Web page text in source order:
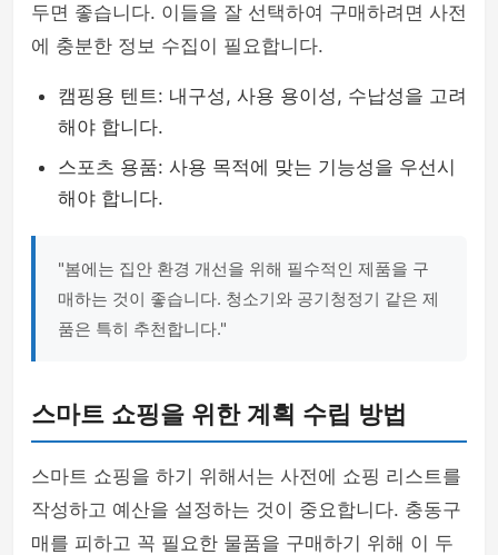
두면 좋습니다. 이들을 잘 선택하여 구매하려면 사전
에 충분한 정보 수집이 필요합니다.
캠핑용 텐트: 내구성, 사용 용이성, 수납성을 고려
해야 합니다.
스포츠 용품: 사용 목적에 맞는 기능성을 우선시
해야 합니다.
"봄에는 집안 환경 개선을 위해 필수적인 제품을 구
매하는 것이 좋습니다. 청소기와 공기청정기 같은 제
품은 특히 추천합니다."
스마트 쇼핑을 위한 계획 수립 방법
스마트 쇼핑을 하기 위해서는 사전에 쇼핑 리스트를
작성하고 예산을 설정하는 것이 중요합니다. 충동구
매를 피하고 꼭 필요한 물품을 구매하기 위해 이 두